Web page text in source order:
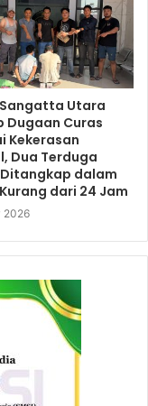
Utara
Dugaan Curas
Kekerasan
Dua Terduga
Ditangkap dalam
dari 24 Jam
2026